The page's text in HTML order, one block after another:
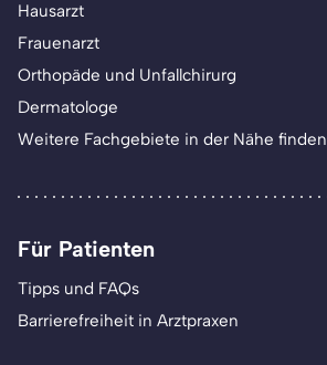
Hausarzt
Frauenarzt
Orthopäde und Unfallchirurg
Dermatologe
Weitere Fachgebiete in der Nähe finden
Für Patienten
Tipps und FAQs
Barrierefreiheit in Arztpraxen